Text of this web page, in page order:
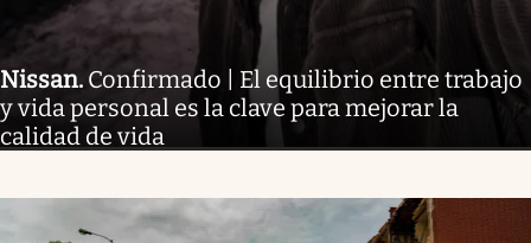
Nissan. Confirmado | El equilibrio entre trabajo
y vida personal es la clave para mejorar la
calidad de vida